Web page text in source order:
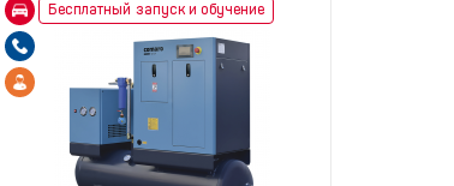
Бесплатный запуск и обучение